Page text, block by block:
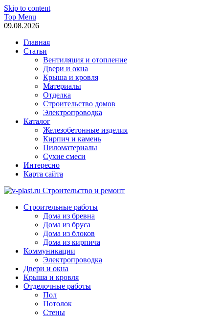
Skip to content
Top Menu
09.08.2026
Главная
Статьи
Вентиляция и отопление
Двери и окна
Крыша и кровля
Материалы
Отделка
Строительство домов
Электропроводка
Каталог
Железобетонные изделия
Кирпич и камень
Пиломатериалы
Сухие смеси
Интересно
Карта сайта
v-plast.ru Строительство и ремонт
Строительные работы
Дома из бревна
Дома из бруса
Дома из блоков
Дома из кирпича
Коммуникации
Электропроводка
Двери и окна
Крыша и кровля
Отделочные работы
Пол
Потолок
Стены